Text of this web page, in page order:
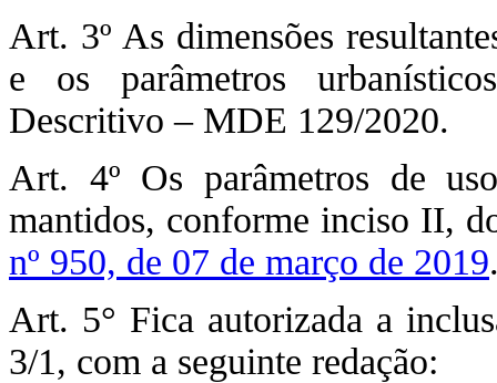
Art. 3º As dimensões
e os parâmetros
Descritivo – MDE 129/2020.
Art. 4º Os parâmetros de
mantidos, conforme inciso II,
nº 950, de 07 de março de 2019
Art. 5° Fica autorizada a
3/1, com a seguinte redação: